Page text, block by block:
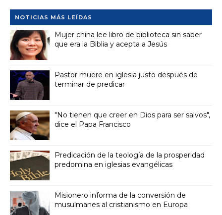
NOTICIAS MÁS LEÍDAS
Mujer china lee libro de biblioteca sin saber
que era la Biblia y acepta a Jesús
Pastor muere en iglesia justo después de
terminar de predicar
"No tienen que creer en Dios para ser salvos",
dice el Papa Francisco
Predicación de la teología de la prosperidad
predomina en iglesias evangélicas
Misionero informa de la conversión de
musulmanes al cristianismo en Europa